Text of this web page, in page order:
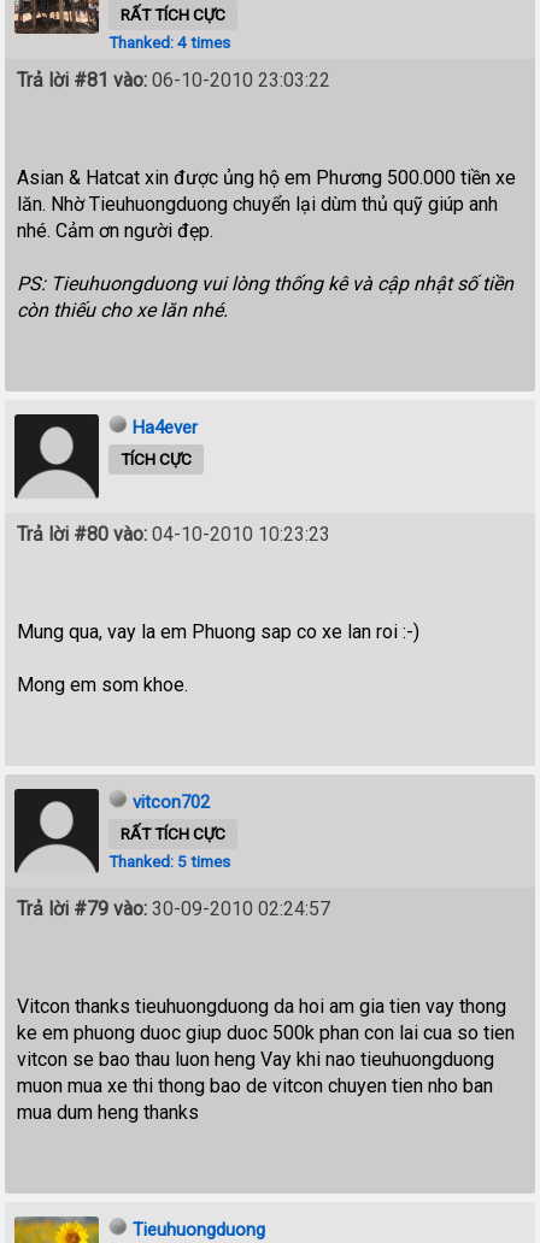
RẤT TÍCH CỰC
Thanked: 4 times
Trả lời #81 vào: 06-10-2010 23:03:22
Asian & Hatcat xin được ủng hộ em Phương 500.000 tiền xe
lăn. Nhờ Tieuhuongduong chuyển lại dùm thủ quỹ giúp anh
nhé. Cảm ơn người đẹp.
PS: Tieuhuongduong vui lòng thống kê và cập nhật số tiền
còn thiếu cho xe lăn nhé.
Ha4ever
TÍCH CỰC
Trả lời #80 vào: 04-10-2010 10:23:23
Mung qua, vay la em Phuong sap co xe lan roi :-)
Mong em som khoe.
vitcon702
RẤT TÍCH CỰC
Thanked: 5 times
Trả lời #79 vào: 30-09-2010 02:24:57
Vitcon thanks tieuhuongduong da hoi am gia tien vay thong
ke em phuong duoc giup duoc 500k phan con lai cua so tien
vitcon se bao thau luon heng Vay khi nao tieuhuongduong
muon mua xe thi thong bao de vitcon chuyen tien nho ban
mua dum heng thanks
Tieuhuongduong